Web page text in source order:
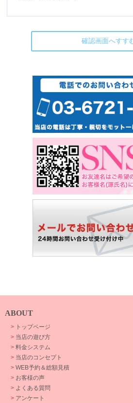
ABOUT
> トップページ
> 当店の遊び方
> 料金システム
> 当店のコンセプト
> WEB予約＆総額見積
> お客様の声
> よくある質問
> アンケート